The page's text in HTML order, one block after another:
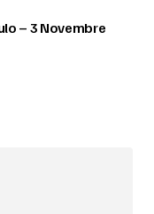
– 3 Novembre